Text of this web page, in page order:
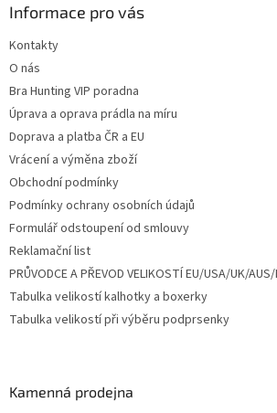
Informace pro vás
Kontakty
O nás
Bra Hunting VIP poradna
Úprava a oprava prádla na míru
Doprava a platba ČR a EU
Vrácení a výměna zboží
Obchodní podmínky
Podmínky ochrany osobních údajů
Formulář odstoupení od smlouvy
Reklamační list
PRŮVODCE A PŘEVOD VELIKOSTÍ EU/USA/UK/AUS/
Tabulka velikostí kalhotky a boxerky
Tabulka velikostí při výběru podprsenky
Kamenná prodejna